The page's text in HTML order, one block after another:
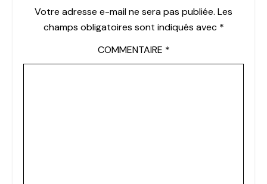
Votre adresse e-mail ne sera pas publiée. Les
champs obligatoires sont indiqués avec *
COMMENTAIRE *